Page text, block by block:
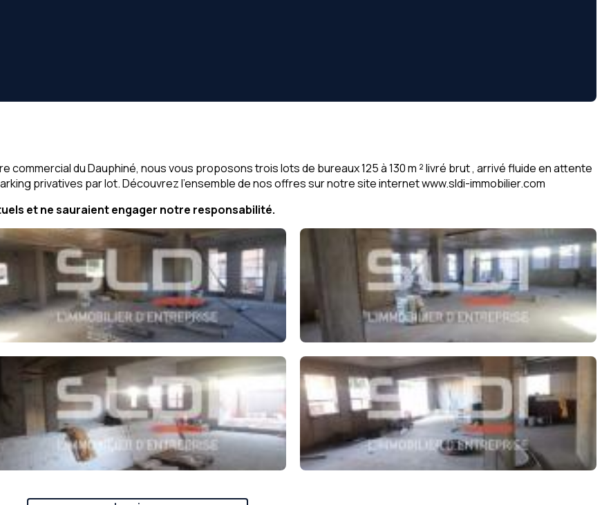
du Dauphiné, nous vous proposons trois lots de bureaux 125 à 130 m ² livré brut , arrivé fluide en attente
privatives par lot. Découvrez l'ensemble de nos offres sur notre site internet www.sldi-immobilier.com
et ne sauraient engager notre responsabilité.